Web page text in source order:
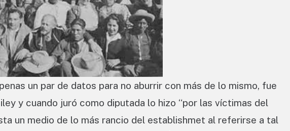
un par de datos para no aburrir con más de lo mismo, fue
y cuando juró como diputada lo hizo “por las víctimas del
un medio de lo más rancio del establishmet al referirse a tal